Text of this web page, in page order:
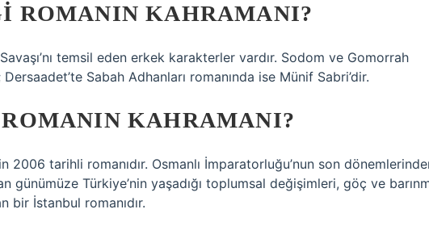
ROMANIN KAHRAMANI?
temsil eden erkek karakterler vardır. Sodom ve Gomorrah
Sabah Adhanları romanında ise Münif Sabri’dir.
KAHRAMANI?
2006 tarihli romanıdır. Osmanlı İmparatorluğu’nun son
günümüze Türkiye’nin yaşadığı toplumsal değişimleri, göç ve
bir İstanbul romanıdır.